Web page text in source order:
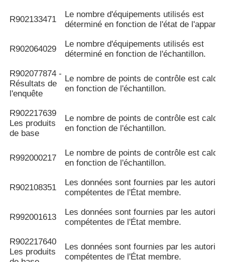
R902133471
Le nombre d'équipements utilisés est
déterminé en fonction de l'état de
R902064029
Le nombre d'équipements utilisés est
déterminé en fonction de l'échantillon.
R902077874 -
Résultats de
l'enquête
Le nombre de points de contrôle est
en fonction de l'échantillon.
R902217639
Les produits
de base
Le nombre de points de contrôle est
en fonction de l'échantillon.
R992000217
Le nombre de points de contrôle est
en fonction de l'échantillon.
R902108351
Les données sont fournies par les
compétentes de l'État membre.
R992001613
Les données sont fournies par les
compétentes de l'État membre.
R902217640
Les produits
Les données sont fournies par les
compétentes de l'État membre.